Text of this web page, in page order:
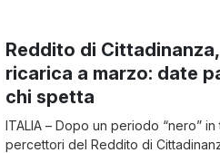
Reddito di
ricarica a marzo: date
chi spetta
ITALIA – Dopo un periodo “nero”
percettori del Reddito di